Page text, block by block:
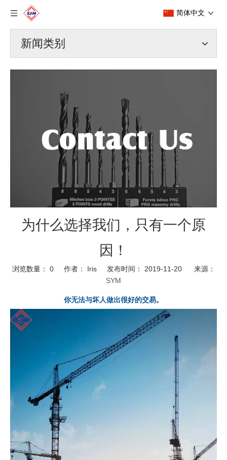
简体中文
新闻类别
为什么选择我们，只有一个原
因！
浏览数量： 0作者： Iris 发布时间： 2019-11-20 来源：
SYM
你无法与坏人做出很好的交易。